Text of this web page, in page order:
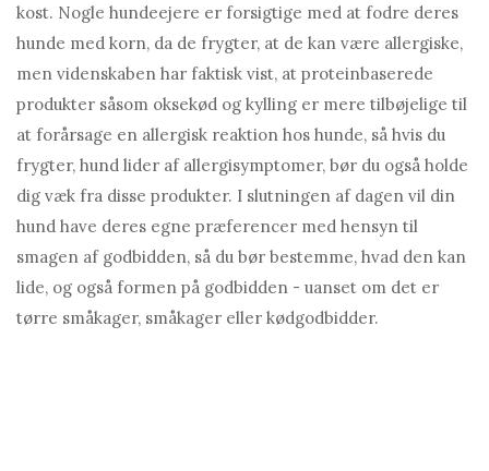
kost. Nogle hundeejere er forsigtige med at fodre deres
hunde med korn, da de frygter, at de kan være allergiske,
men videnskaben har faktisk vist, at proteinbaserede
produkter såsom oksekød og kylling er mere tilbøjelige til
at forårsage en allergisk reaktion hos hunde, så hvis du
frygter, hund lider af allergisymptomer, bør du også holde
dig væk fra disse produkter. I slutningen af ​​dagen vil din
hund have deres egne præferencer med hensyn til
smagen af ​​godbidden, så du bør bestemme, hvad den kan
lide, og også formen på godbidden - uanset om det er
tørre småkager, småkager eller kødgodbidder.